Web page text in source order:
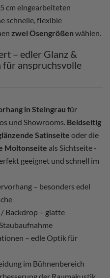
cm eingearbeiteten
schnelle, flexible
zwei Ösengrößen wählen.
– edler Glanz &
anspruchsvolle
in Steingrau für
und Showrooms. Beidseitig
Satinseite oder die
Moltonseite als Sichtseite -
geeignet und schnell im
– besonders edel
Backdrop – glatte
– edle Optik für
im Bühnenbereich